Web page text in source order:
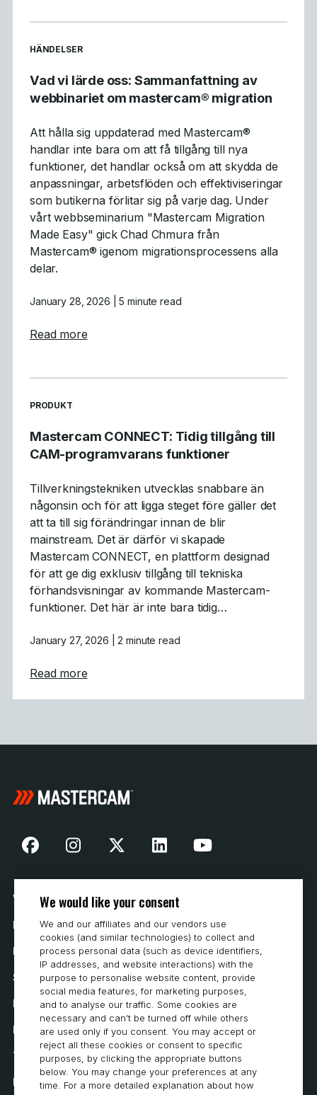
READ MORE ARTICLES ABOUT
HÄNDELSER
Vad vi lärde oss: Sammanfattning av
webbinariet om mastercam® migration
Att hålla sig uppdaterad med Mastercam®
handlar inte bara om att få tillgång till nya
funktioner, det handlar också om att skydda de
anpassningar, arbetsflöden och effektiviseringar
som butikerna förlitar sig på varje dag. Under
vårt webbseminarium "Mastercam Migration
Made Easy" gick Chad Chmura från
Mastercam® igenom migrationsprocessens alla
delar.
January 28, 2026 | 5 minute read
Read moreabout Vad vi lärde oss: Sammanfattning
READ MORE ARTICLES ABOUT
PRODUKT
Mastercam CONNECT: Tidig tillgång till
CAM-programvarans funktioner
Tillverkningstekniken utvecklas snabbare än
någonsin och för att ligga steget före gäller det
att ta till sig förändringar innan de blir
mainstream. Det är därför vi skapade
Mastercam CONNECT, en plattform designad
för att ge dig exklusiv tillgång till tekniska
förhandsvisningar av kommande Mastercam-
funktioner. Det här är inte bara tidig…
January 27, 2026 | 2 minute read
Read moreabout Mastercam CONNECT: Tidig
Vår historia
Hur man köper
Karriär
Systemkrav
Integritet
Integritetspolicy
Tillgänglighetsutlåtande
Policy för cookies
We would like your consent
We and our affiliates and our vendors use
cookies (and similar technologies) to collect and
process personal data (such as device identifiers,
IP addresses, and website interactions) with the
purpose to personalise website content, provide
social media features, for marketing purposes,
and to analyse our traffic. Some cookies are
necessary and can’t be turned off while others
are used only if you consent. You may accept or
reject all these cookies or consent to specific
purposes, by clicking the appropriate buttons
below. You may change your preferences at any
time. For a more detailed explanation about how